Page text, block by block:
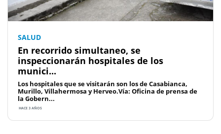
SALUD
En recorrido simultaneo, se
inspeccionarán hospitales de los
munici...
Los hospitales que se visitarán son los de Casabianca,
Murillo, Villahermosa y Herveo.Vía: Oficina de prensa de
la Gobern...
HACE 3 AÑOS